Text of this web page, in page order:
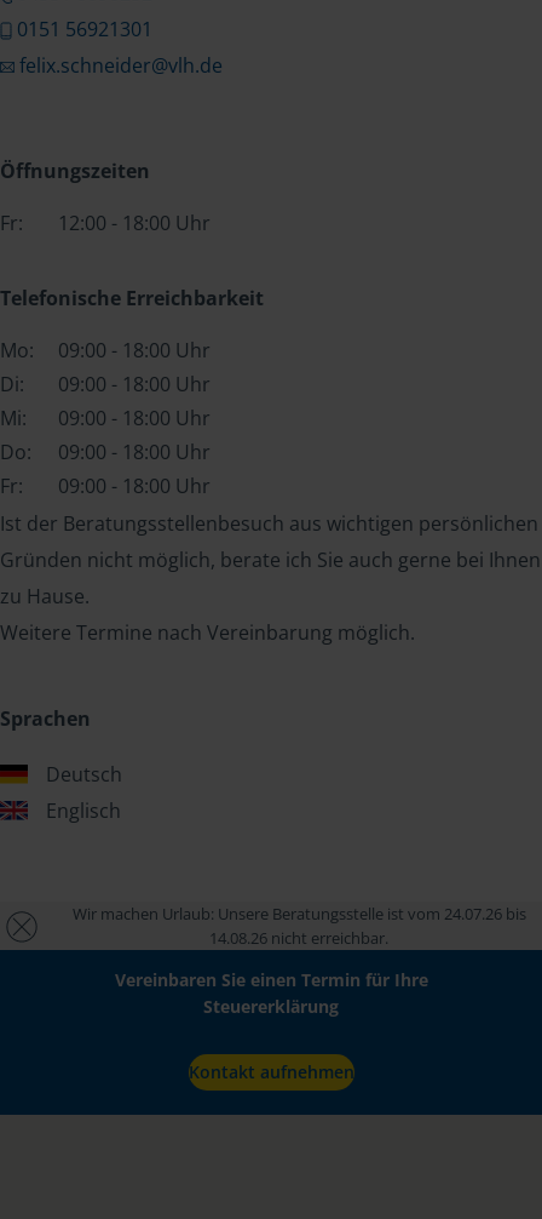
0151 56921301
felix.schneider@vlh.de
Öffnungszeiten
Fr:
12:00 - 18:00 Uhr
Telefonische Erreichbarkeit
Mo:
09:00 - 18:00 Uhr
Di:
09:00 - 18:00 Uhr
Mi:
09:00 - 18:00 Uhr
Do:
09:00 - 18:00 Uhr
Fr:
09:00 - 18:00 Uhr
Ist der Beratungsstellenbesuch aus wichtigen persönlichen
Gründen nicht möglich, berate ich Sie auch gerne bei Ihnen
zu Hause.
Weitere Termine nach Vereinbarung möglich.
Sprachen
Deutsch
Englisch
Wir machen Urlaub: Unsere Beratungsstelle ist vom 24.07.26 bis
14.08.26 nicht erreichbar.
Vereinbaren Sie einen Termin für Ihre
Steuererklärung
Kontakt aufnehmen